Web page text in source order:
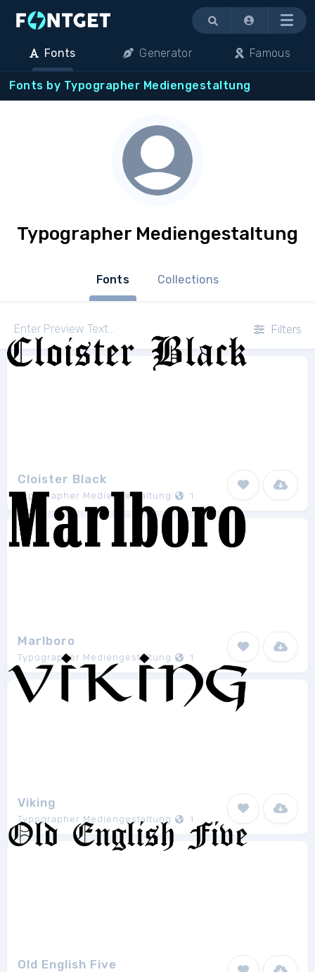
Menu
Fonts Generator Famous
Fonts by Typographer Mediengestaltung
Typographer Mediengestaltung
Fonts Collections
Filters
Cloister Black
Typographer Mediengestaltung 1
Marlboro
Typographer Mediengestaltung 1
Viking
Typographer Mediengestaltung 1
Old English Five